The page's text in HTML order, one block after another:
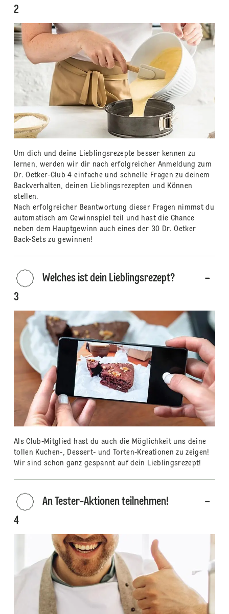
2
Um dich und deine Lieblingsrezepte besser kennen zu
lernen, werden wir dir nach erfolgreicher Anmeldung zum
Dr. Oetker-Club 4 einfache und schnelle Fragen zu deinem
Backverhalten, deinen Lieblingsrezepten und Können
stellen.
Nach erfolgreicher Beantwortung dieser Fragen nimmst du
automatisch am Gewinnspiel teil und hast die Chance
neben dem Hauptgewinn auch eines der 30 Dr. Oetker
Back-Sets zu gewinnen!
3
Welches ist dein Lieblingsrezept?
Als Club-Mitglied hast du auch die Möglichkeit uns deine
tollen Kuchen-, Dessert- und Torten-Kreationen zu zeigen!
Wir sind schon ganz gespannt auf dein Lieblingsrezept!
4
An Tester-Aktionen teilnehmen!